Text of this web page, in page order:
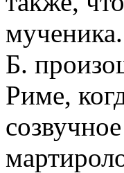
Б.
Риме,